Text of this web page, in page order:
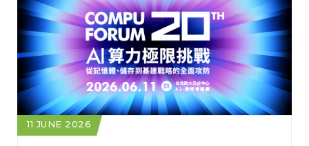
佈局新世代攻防賽局。
11 JUNE 2026